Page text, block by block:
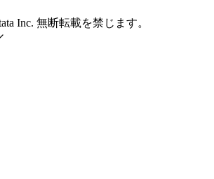
Inc. 無断転載を禁じます。